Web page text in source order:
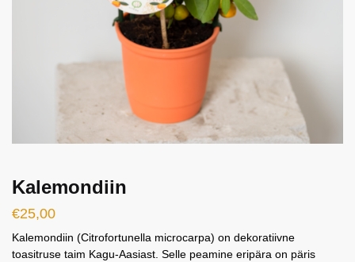
Kalemondiin
€25,00
Kalemondiin (Citrofortunella microcarpa) on dekoratiivne
toasitruse taim Kagu-Aasiast. Selle peamine eripära on päris